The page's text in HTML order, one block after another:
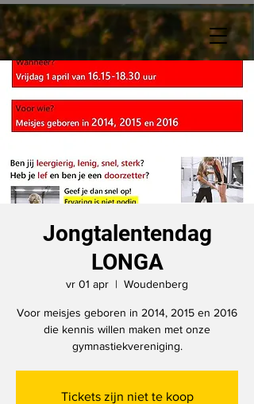
Jongtalentendag
LONGA
vr 01 apr
  |
Woudenberg
Voor meisjes geboren in 2014, 2015 en 2016
die kennis willen maken met onze
gymnastiekvereniging.
Tickets zijn niet te koop